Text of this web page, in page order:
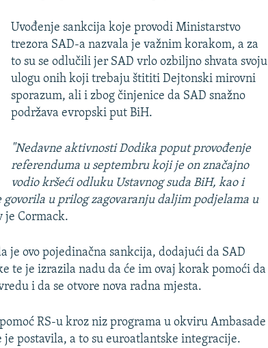
Uvođenje sankcija koje provodi Ministarstvo
trezora SAD-a nazvala je važnim korakom, a za
to su se odlučili jer SAD vrlo ozbiljno shvata svoju
ulogu onih koji trebaju štititi Dejtonski mirovni
sporazum, ali i zbog činjenice da SAD snažno
podržava evropski put BiH.
"Nedavne aktivnosti Dodika poput provođenje
referenduma u septembru koji je on značajno
vodio kršeći odluku Ustavnog suda BiH, kao i
u prilog zagovaranju daljim podjelama u
je Cormack.
je ovo pojedinačna sankcija, dodajući da SAD
te je izrazila nadu da će im ovaj korak pomoći da
i da se otvore nova radna mjesta.
RS-u kroz niz programa u okviru Ambasade
postavila, a to su euroatlantske integracije.